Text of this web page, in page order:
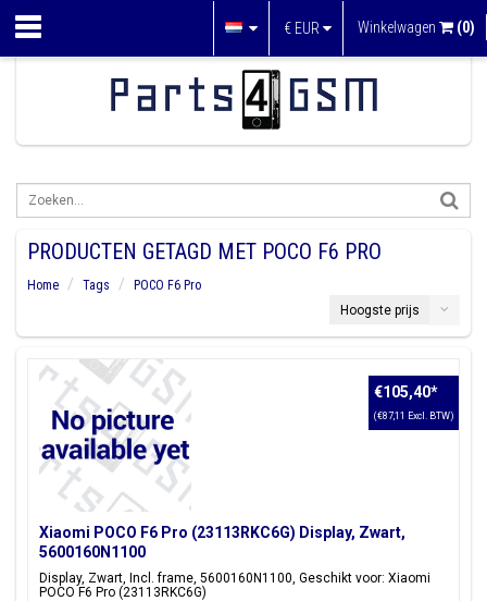
€ EUR Winkelwagen (0)
PRODUCTEN GETAGD MET POCO F6 PRO
Home Tags
POCO F6 Pro
Hoogste prijs
Xiaomi POCO F6 Pro (23113RKC6G) Display, Zwart,
5600160N1100
Display, Zwart, Incl. frame, 5600160N1100, Geschikt voor: Xiaomi
POCO F6 Pro (23113RKC6G)
€105,40*
(€87,11 Excl. BTW)